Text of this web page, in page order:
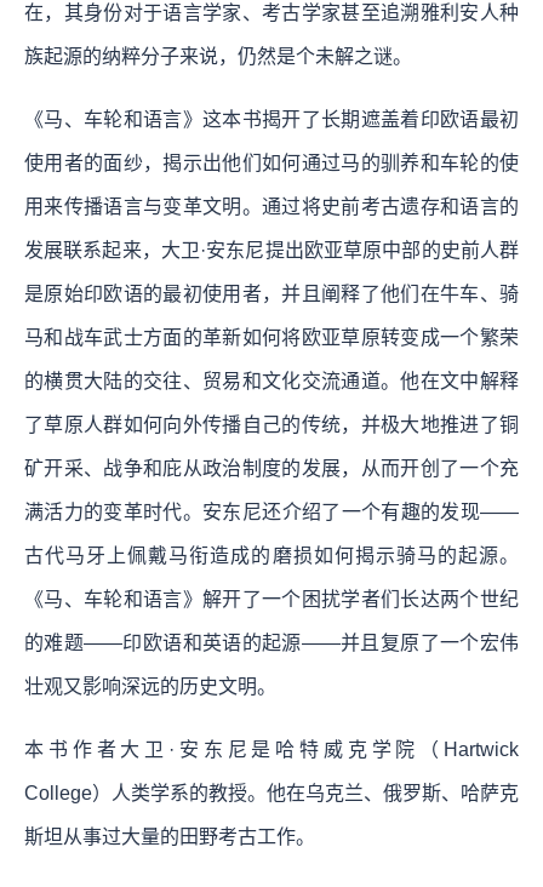
在，其身份对于语言学家、考古学家甚至追溯雅利安人种
族起源的纳粹分子来说，仍然是个未解之谜。
《马、车轮和语言》这本书揭开了长期遮盖着印欧语最初
使用者的面纱，揭示出他们如何通过马的驯养和车轮的使
用来传播语言与变革文明。通过将史前考古遗存和语言的
发展联系起来，大卫·安东尼提出欧亚草原中部的史前人群
是原始印欧语的最初使用者，并且阐释了他们在牛车、骑
马和战车武士方面的革新如何将欧亚草原转变成一个繁荣
的横贯大陆的交往、贸易和文化交流通道。他在文中解释
了草原人群如何向外传播自己的传统，并极大地推进了铜
矿开采、战争和庇从政治制度的发展，从而开创了一个充
满活力的变革时代。安东尼还介绍了一个有趣的发现——
古代马牙上佩戴马衔造成的磨损如何揭示骑马的起源。
《马、车轮和语言》解开了一个困扰学者们长达两个世纪
的难题——印欧语和英语的起源——并且复原了一个宏伟
壮观又影响深远的历史文明。
本书作者大卫·安东尼是哈特威克学院（Hartwick
College）人类学系的教授。他在乌克兰、俄罗斯、哈萨克
斯坦从事过大量的田野考古工作。